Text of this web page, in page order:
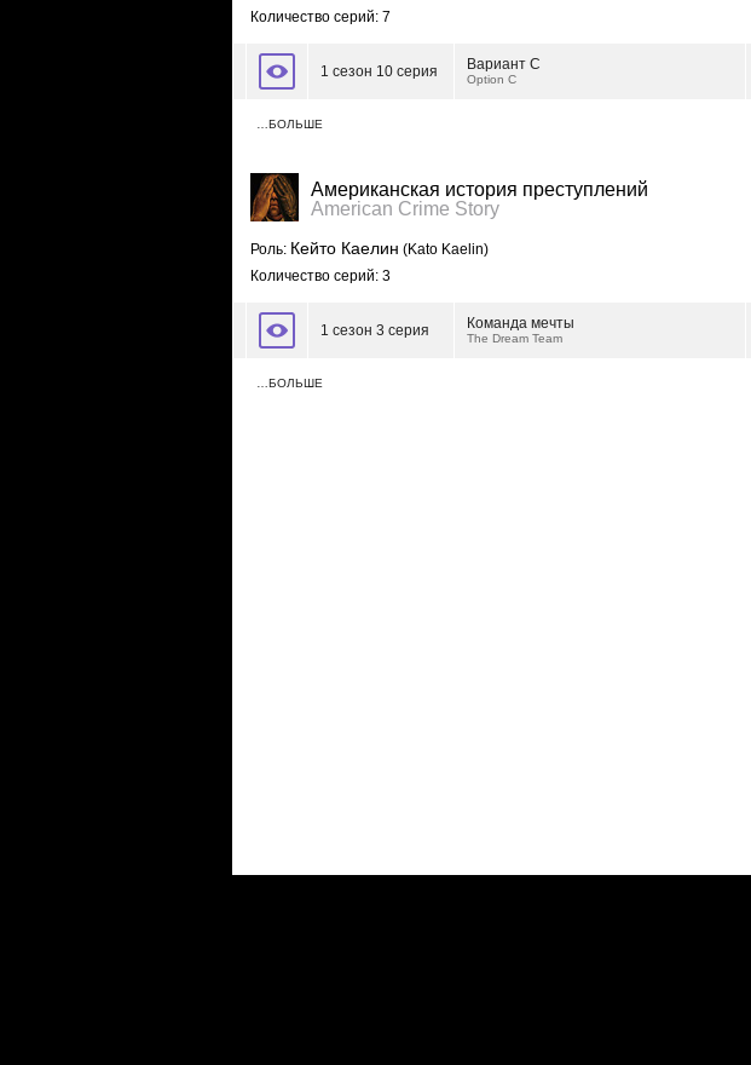
Количество серий: 7
1 сезон 10 серия Вариант C
Option C
…БОЛЬШЕ
Американская история преступлений
American Crime Story
Роль: Кейто Каелин (Kato Kaelin)
Количество серий: 3
1 сезон 3 серия Команда мечты
The Dream Team
…БОЛЬШЕ